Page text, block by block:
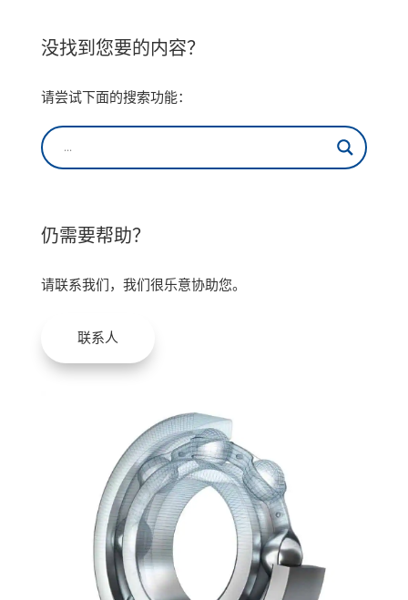
没找到您要的内容？
请尝试下面的搜索功能：
仍需要帮助？
请联系我们，我们很乐意协助您。
联系人